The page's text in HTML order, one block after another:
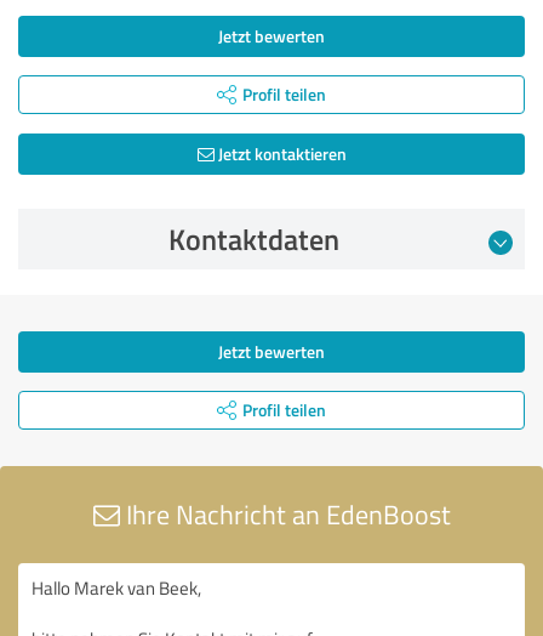
Jetzt bewerten
Profil teilen
Jetzt kontaktieren
Kontaktdaten
Jetzt bewerten
Profil teilen
Ihre Nachricht an EdenBoost